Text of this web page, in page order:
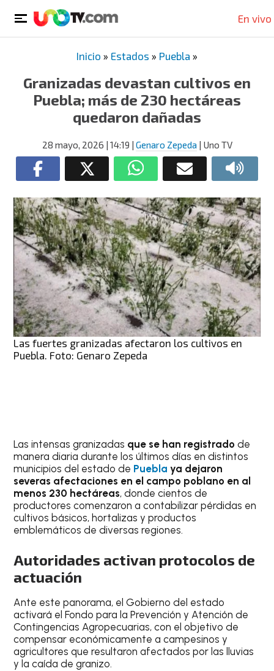
En vivo
Inicio » Estados » Puebla »
Granizadas devastan cultivos en
Puebla; más de 230 hectáreas
quedaron dañadas
28 mayo, 2026 | 14:19 | Genaro Zepeda | Uno TV
Las fuertes granizadas afectaron los cultivos en
Puebla. Foto: Genaro Zepeda
Las intensas granizadas que se han registrado de
manera diaria durante los últimos días en distintos
municipios del estado de Pueblaya dejaron
severas afectaciones en el campo poblano en al
menos 230 hectáreas, donde cientos de
productores comenzaron a contabilizar pérdidas en
cultivos básicos, hortalizas y productos
emblemáticos de diversas regiones.
Autoridades activan protocolos de
actuación
Ante este panorama, el Gobierno del estado
activará el Fondo para la Prevención y Atención de
Contingencias Agropecuarias, con el objetivo de
compensar económicamente a campesinos y
agricultores que resultaron afectados por las lluvias
y la caída de granizo.